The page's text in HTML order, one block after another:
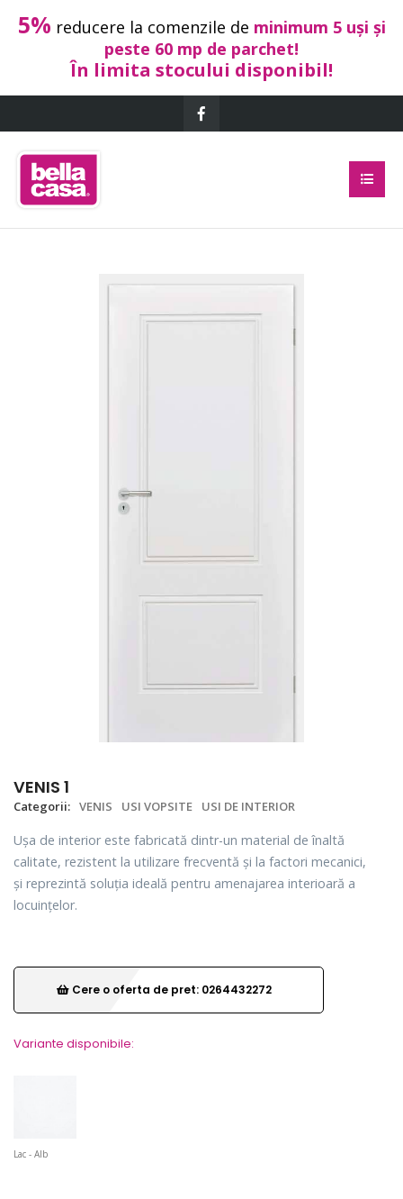
5% reducere la comenzile de minimum 5 uși și
peste 60 mp de parchet!
În limita stocului disponibil!
VENIS 1
Categorii: VENIS USI VOPSITE USI DE INTERIOR
Ușa de interior este fabricată dintr-un material de înaltă
calitate, rezistent la utilizare frecventă și la factori mecanici,
și reprezintă soluția ideală pentru amenajarea interioară a
locuințelor.
Cere o oferta de pret: 0264432272
Variante disponibile:
Lac - Alb